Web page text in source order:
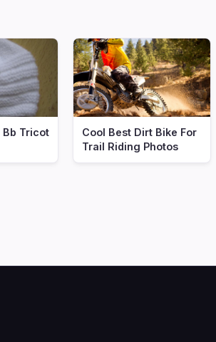
Bb Tricot
Cool Best Dirt Bike For
Trail Riding Photos